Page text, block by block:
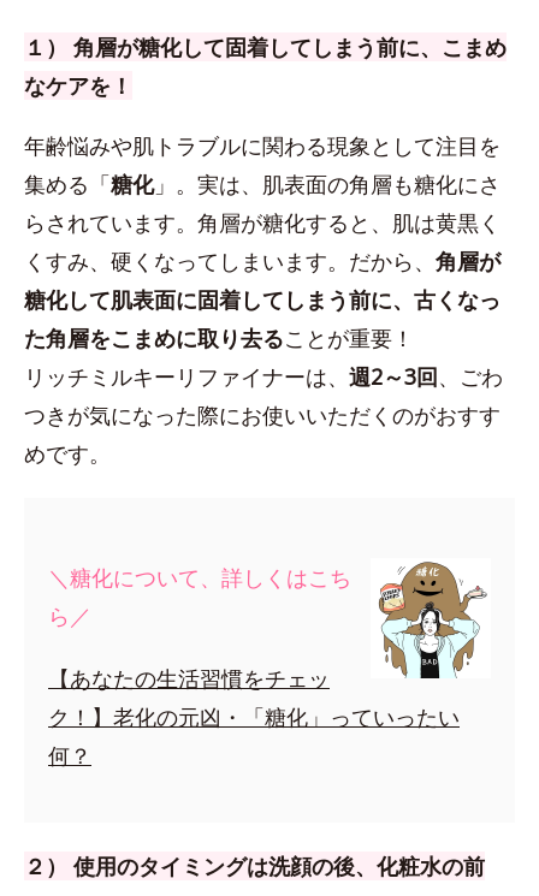
１） 角層が糖化して固着してしまう前に、こまめ
なケアを！
年齢悩みや肌トラブルに関わる現象として注目を
集める「糖化」。実は、肌表面の角層も糖化にさ
らされています。角層が糖化すると、肌は黄黒く
くすみ、硬くなってしまいます。だから、 角層が
糖化して肌表面に固着してしまう前に、古くなっ
た角層をこまめに取り去ることが重要！
リッチミルキーリファイナーは、 週2～3回、ごわ
つきが気になった際にお使いいただくのがおすす
めです。
＼糖化について、詳しくはこち
ら／
【あなたの生活習慣をチェッ
ク！】老化の元凶・「糖化」っていったい
何？
２） 使用のタイミングは洗顔の後、化粧水の前